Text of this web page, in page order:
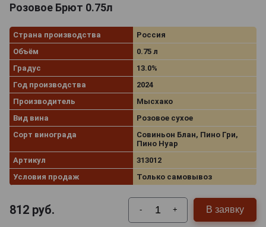
Розовое Брют 0.75л
Страна производства
Россия
Объём
0.75 л
Градус
13.0%
Год производства
2024
Производитель
Мысхако
Вид вина
Розовое сухое
Сорт винограда
Совиньон Блан, Пино Гри,
Пино Нуар
Артикул
313012
Условия продаж
Только самовывоз
812 руб. - + В заявку